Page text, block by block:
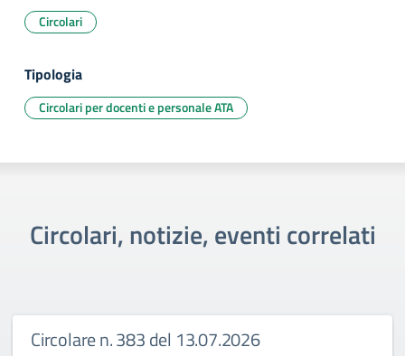
Circolari
Tipologia
Circolari per docenti e personale ATA
Circolari, notizie, eventi correlati
Circolare n. 383 del 13.07.2026